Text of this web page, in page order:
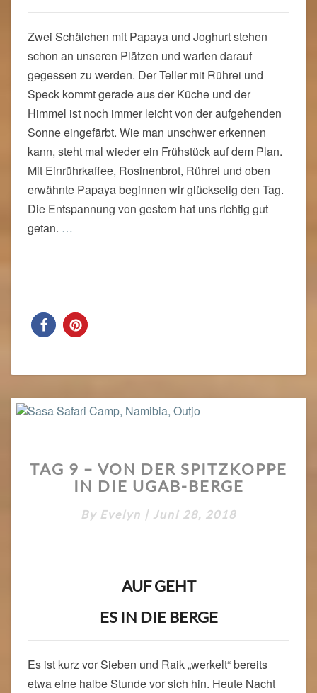
Zwei Schälchen mit Papaya und Joghurt stehen
schon an unseren Plätzen und warten darauf
gegessen zu werden. Der Teller mit Rührei und
Speck kommt gerade aus der Küche und der
Himmel ist noch immer leicht von der aufgehenden
Sonne eingefärbt. Wie man unschwer erkennen
kann, steht mal wieder ein Frühstück auf dem Plan.
Mit Einrührkaffee, Rosinenbrot, Rührei und oben
erwähnte Papaya beginnen wir glückselig den Tag.
Die Entspannung von gestern hat uns richtig gut
getan. …
9
–
DER
UGAB-
BERGE
TAG 9 – VON DER SPITZKOPPE
IN DIE UGAB-BERGE
By Evelyn | Juni 28, 2018
AUF GEHT
ES IN DIE BERGE
Es ist kurz vor Sieben und Raik „werkelt“ bereits
etwa eine halbe Stunde vor sich hin. Heute Nacht